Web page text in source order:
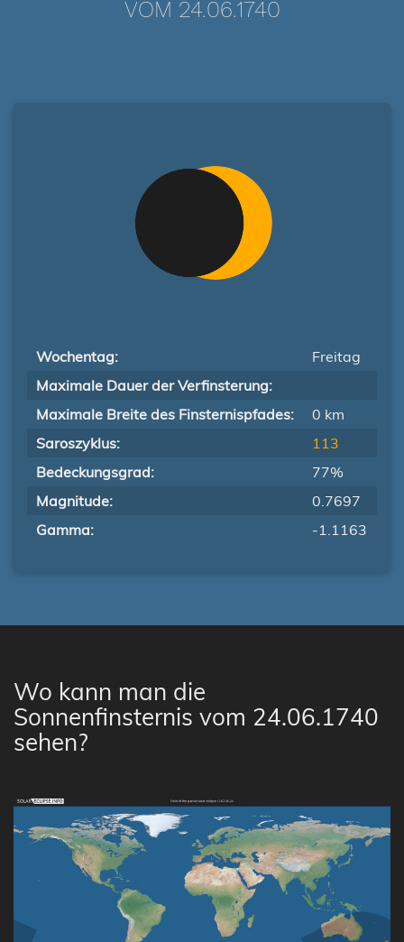
VOM 24.06.1740
Wochentag:
Freitag
Maximale Dauer der Verfinsterung:
Maximale Breite des Finsternispfades:
0 km
Saroszyklus:
113
Bedeckungsgrad:
77%
Magnitude:
0.7697
Gamma:
-1.1163
Wo kann man die
Sonnenfinsternis vom 24.06.1740
sehen?